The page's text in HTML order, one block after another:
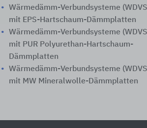
Wärmedämm-Verbundsysteme
mit EPS-Hartschaum-Dämmplatten
Wärmedämm-Verbundsysteme
mit PUR Polyurethan-Hartschaum-
Dämmplatten
Wärmedämm-Verbundsysteme
mit MW Mineralwolle-Dämmplatten